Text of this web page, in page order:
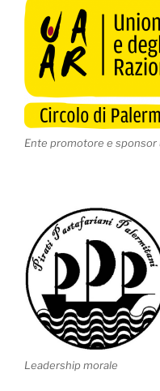
Ente promotore e sponsor
Leadership morale